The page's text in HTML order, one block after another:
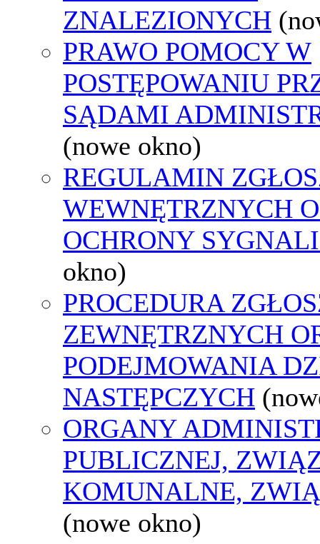
ZNALEZIONYCH
PRAWO POMOCY W
POSTĘPOWANIU
SĄDAMI
(nowe okno)
REGULAMIN
WEWNĘTRZNYCH
OCHRONY
okno)
PROCEDURA
ZEWNĘTRZNYCH
PODEJMOWANIA
NASTĘPCZYCH
ORGANY
PUBLICZNEJ,
KOMUNALNE,
(nowe okno)